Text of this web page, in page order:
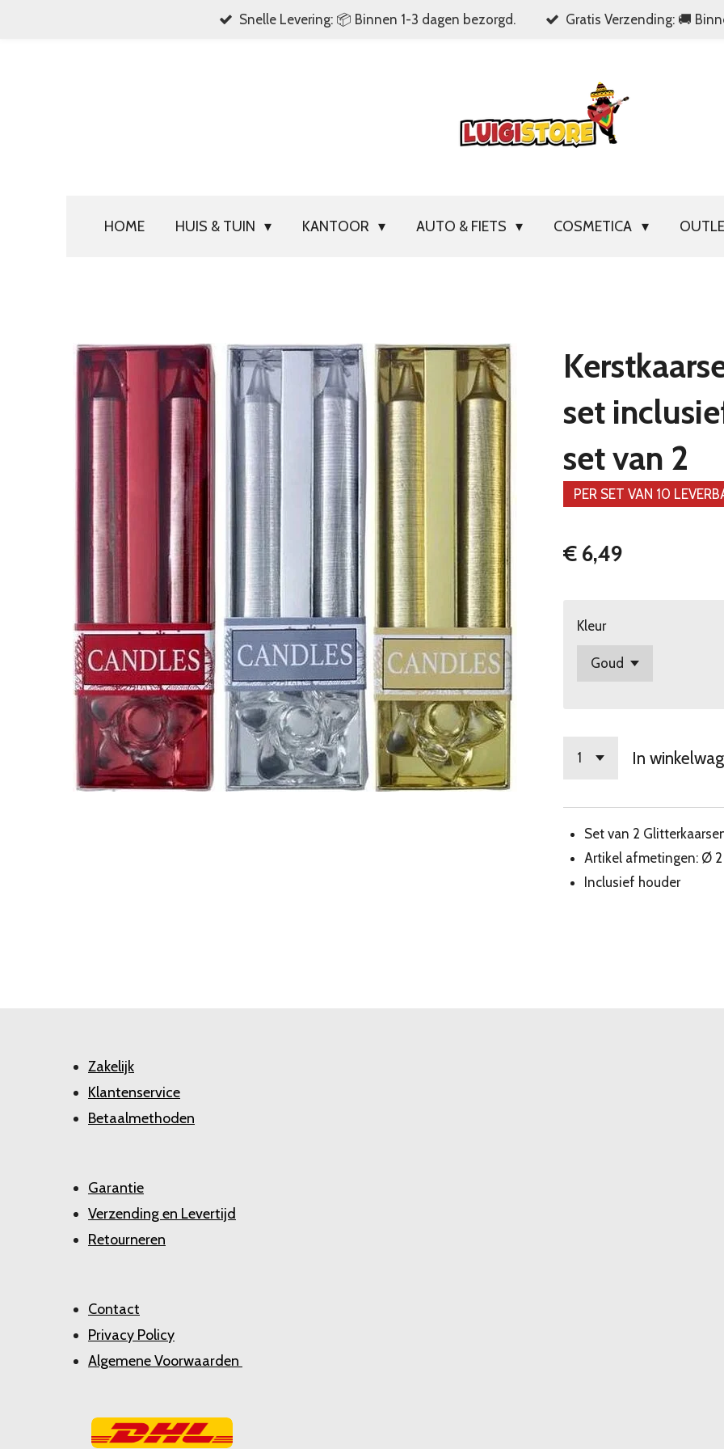
Snelle Levering: 📦 Binnen 1-3 dagen bezorgd. Gratis Verzending: 🚚
HOME HUIS & TUIN KANTOOR AUTO & FIETS COSMETICA
set
set van 2
PER SET VAN 10
€ 6,49
Kleur
In
Set van 2
Artikel afmetingen: Ø 2
Inclusief houder
Zakelijk
Klantenservice
Betaalmethoden
Garantie
Verzending en Levertijd
Retourneren
Contact
Privacy Policy
Algemene Voorwaarden